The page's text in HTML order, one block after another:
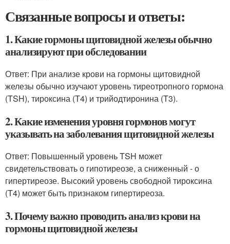
Связанные вопросы и ответы:
1. Какие гормоны щитовидной железы обычно
анализируют при обследовании
Ответ: При анализе крови на гормоны щитовидной
железы обычно изучают уровень тиреотропного гормона
(TSH), тироксина (T4) и трийодтиронина (T3).
2. Какие изменения уровня гормонов могут
указывать на заболевания щитовидной железы
Ответ: Повышенный уровень TSH может
свидетельствовать о гипотиреозе, а сниженный - о
гипертиреозе. Высокий уровень свободной тироксина
(T4) может быть признаком гипертиреоза.
3. Почему важно проводить анализ крови на
гормоны щитовидной железы